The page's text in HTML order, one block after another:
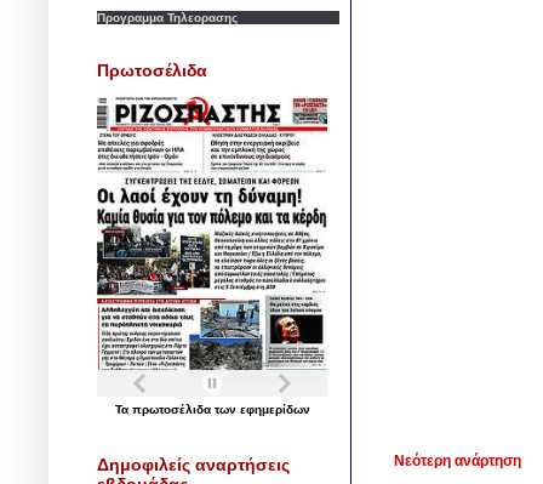
Νεότερη ανάρτηση
Προγραμμα Τηλεορασης
Πρωτοσέλιδα
Τα πρωτοσέλιδα των εφημερίδων
Δημοφιλείς αναρτήσεις